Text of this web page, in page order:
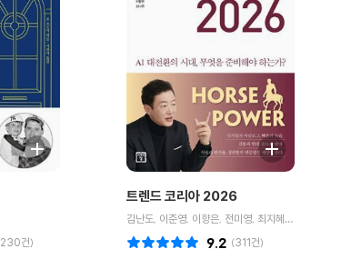
230건)
트렌드 코리아 2026
김난도, 이준영, 이향은, 전미영, 최지혜 저 외 7명
(311건)
9.2